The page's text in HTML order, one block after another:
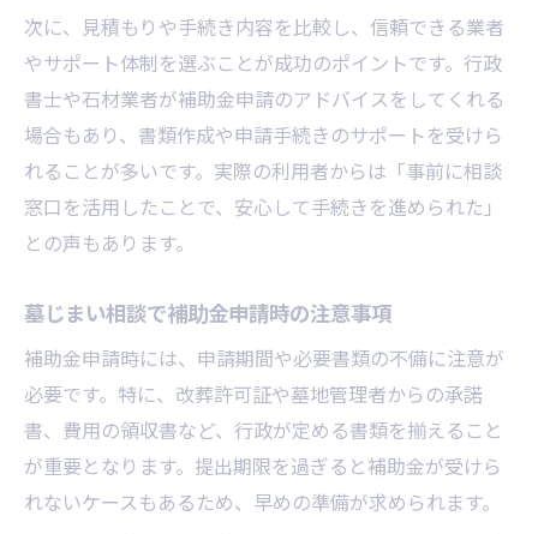
次に、見積もりや手続き内容を比較し、信頼できる業者
やサポート体制を選ぶことが成功のポイントです。行政
書士や石材業者が補助金申請のアドバイスをしてくれる
場合もあり、書類作成や申請手続きのサポートを受けら
れることが多いです。実際の利用者からは「事前に相談
窓口を活用したことで、安心して手続きを進められた」
との声もあります。
墓じまい相談で補助金申請時の注意事項
補助金申請時には、申請期間や必要書類の不備に注意が
必要です。特に、改葬許可証や墓地管理者からの承諾
書、費用の領収書など、行政が定める書類を揃えること
が重要となります。提出期限を過ぎると補助金が受けら
れないケースもあるため、早めの準備が求められます。